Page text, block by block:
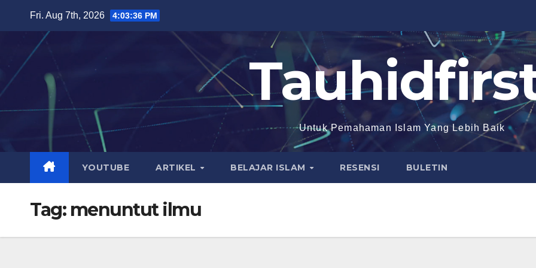
Fri. Aug 7th, 2026 4:03:36 PM
Untuk Pemahaman Islam Yang Lebih Baik
YOUTUBE ARTIKEL BELAJAR ISLAM RESENSI BULETIN
Tag: menuntut ilmu